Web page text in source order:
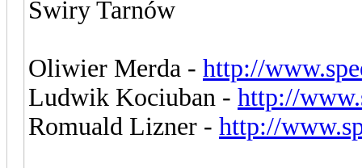
Świry Tarnów
Oliwier Merda - http://
Ludwik Kociuban - http://
Romuald Lizner - http://